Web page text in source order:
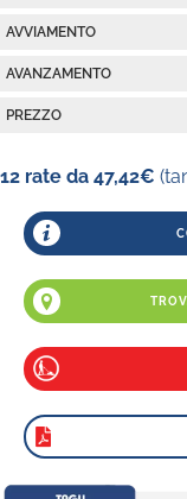
AVVIAMENTO
AVANZAMENTO
PREZZO
12 rate da 47,42€